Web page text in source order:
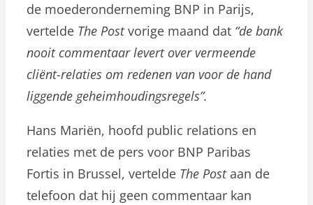
de moederonderneming BNP in Parijs,
vertelde The Postvorige maand dat “de bank
nooit commentaar levert over vermeende
cliënt-relaties om redenen van voor de hand
liggende geheimhoudingsregels”.
Hans Mariën, hoofd public relations en
relaties met de pers voor BNP Paribas
Fortis in Brussel, vertelde The Postaan de
telefoon dat hij geen commentaar kan